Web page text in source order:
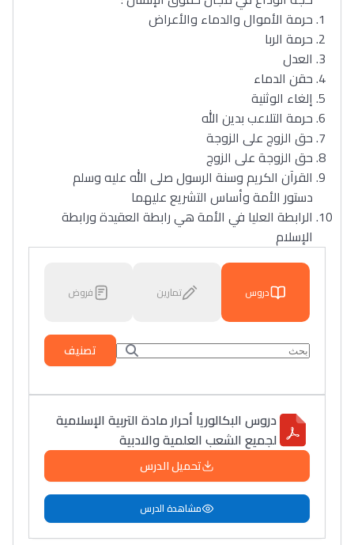
حرمة الأموال والدماء والأعراض
حرمة الربا
العدل
حقن الدماء
إلغاء الوثنية
حرمة التلاعب بدين الله
حق الزوج على الزوجة
حق الزوجة على الزوج
القرآن الكريم وسنة الرسول صلى الله عليه وسلم
دستور الأمة وأساس التشريع عليهما
الرابطة العليا في الأمة هي رابطة العقيدة ورابطة
الإسلام
دروس تمارين فروض
تصنيف
دروس البكالوريا أحرار مادة التربية الإسلامية
لجميع الشعب العلمية والادبية
تحميل الدرس
مشاهدة الدرس